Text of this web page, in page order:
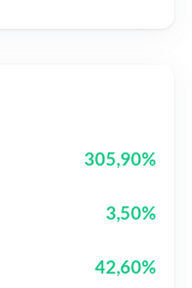
305,90%
3,50%
42,60%